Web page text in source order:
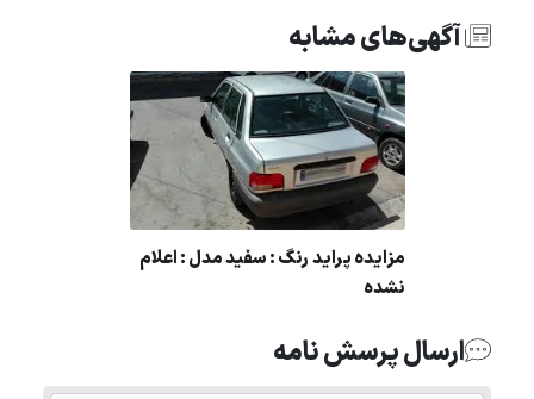
آگهی‌های مشابه
مزایده پراید رنگ : سفید مدل : اعلام
نشده
ارسال پرسش نامه